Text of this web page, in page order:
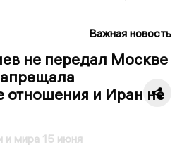
Важная новость
не передал Москве
отношения и Иран не
и мира 15 июня